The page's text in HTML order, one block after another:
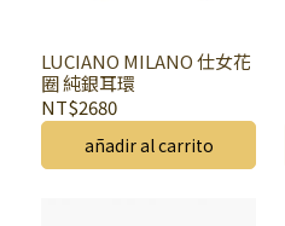
LUCIANO MILANO 仕女花
圈 純銀耳環
NT$2680
añadir al carrito